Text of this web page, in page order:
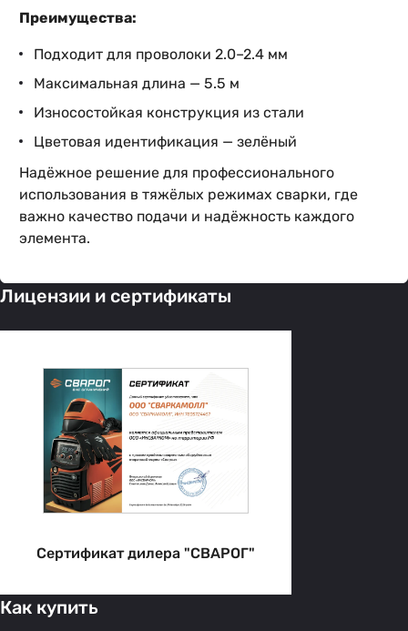
Преимущества:
Подходит для проволоки 2.0–2.4 мм
Максимальная длина — 5.5 м
Износостойкая конструкция из стали
Цветовая идентификация — зелёный
Надёжное решение для профессионального
использования в тяжёлых режимах сварки, где
важно качество подачи и надёжность каждого
элемента.
Лицензии и сертификаты
Сертификат дилера "СВАРОГ"
Как купить